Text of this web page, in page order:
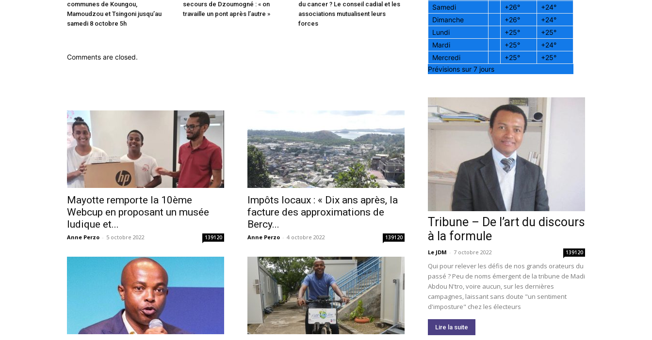
communes de Koungou,
Mamoudzou et Tsingoni jusqu’au
samedi 8 octobre 5h
secours de Dzoumogné : « on
travaille un pont après l’autre »
du cancer ? Le conseil cadial et les
associations mutualisent leurs
forces
Comments are closed.
Mayotte remporte la 10ème
Webcup en proposant un musée
ludique et...
Anne Perzo - 5 octobre 2022 139120
Impôts locaux : « Dix ans après, la
facture des approximations de
Bercy...
Anne Perzo - 4 octobre 2022 139120
Samedi
+26° +24°
Dimanche
+26° +24°
Lundi
+25° +25°
Mardi
+25° +24°
Mercredi
+25° +25°
Prévisions sur 7 jours
Tribune – De l’art du discours
à la formule
Le JDM - 7 octobre 2022 139120
Qui pour relever les défis de nos grands orateurs du
passé ? Peu de noms émergent de la tribune de Madi
Abdou N'tro, voire aucun, sur les dernières
campagnes, laissant sans doute "un sentiment
d'imposture" chez les électeurs
Lire la suite